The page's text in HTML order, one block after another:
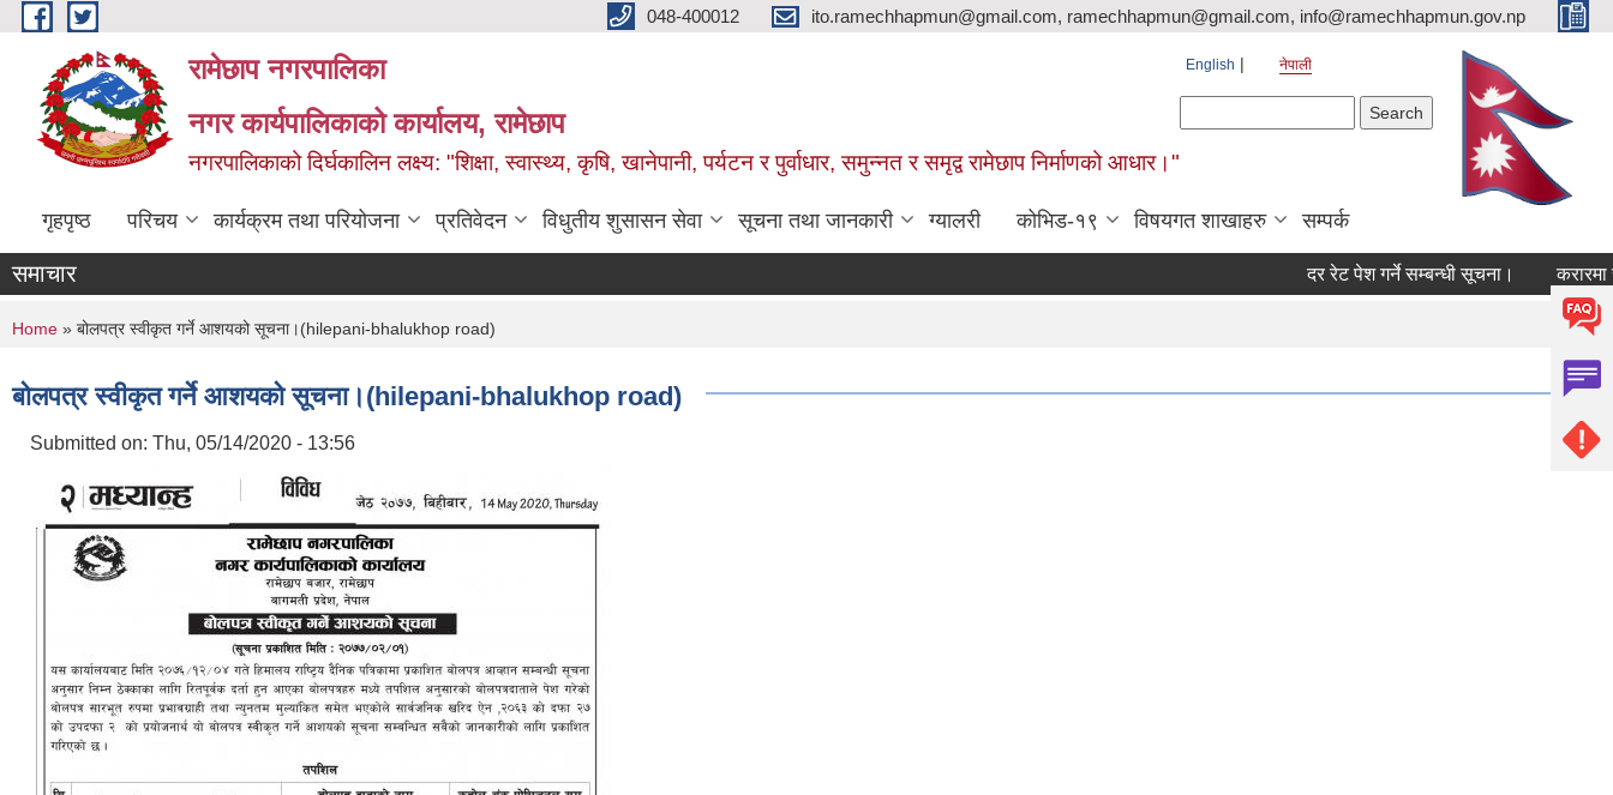
Skip to main content 048-400012 ito.ramechhapmun@gmail.com, ramechhapmun@gmail.com, info@ramechhapmun.gov.np
रामेछाप नगरपालिका
नगर कार्यपालिकाको कार्यालय, रामेछाप
नगरपालिकाको दिर्घकालिन लक्ष्य: "शिक्षा, स्वास्थ्य, कृषि, खानेपानी, पर्यटन र पुर्वाधार, समुन्नत र समृद्व रामेछाप निर्माणको आधार।"
English नेपाली
गृहपृष्ठ परिचय कार्यक्रम तथा परियोजना प्रतिवेदन विधुतीय शुसासन सेवा सूचना तथा जानकारी ग्यालरी कोभिड-१९ विषयगत शाखाहरु सम्पर्क
समाचार दर रेट पेश गर्ने सम्बन्धी सूचना। करारमा
You are here
Home » बोलपत्र स्वीकृत गर्ने आशयको सूचना।(hilepani-bhalukhop road)
बोलपत्र स्वीकृत गर्ने आशयको सूचना।(hilepani-bhalukhop road)
Submitted on: Thu, 05/14/2020 - 13:56